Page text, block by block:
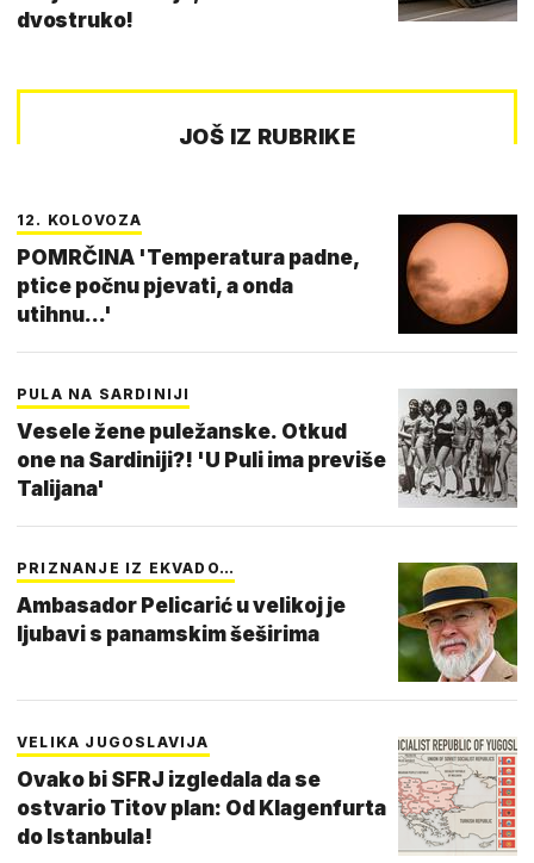
dvostruko!
JOŠ IZ RUBRIKE
12. KOLOVOZA
POMRČINA 'Temperatura padne,
ptice počnu pjevati, a onda
utihnu...'
PULA NA SARDINIJI
Vesele žene puležanske. Otkud
one na Sardiniji?! 'U Puli ima previše
Talijana'
PRIZNANJE IZ EKVADO…
Ambasador Pelicarić u velikoj je
ljubavi s panamskim šeširima
VELIKA JUGOSLAVIJA
Ovako bi SFRJ izgledala da se
ostvario Titov plan: Od Klagenfurta
do Istanbula!